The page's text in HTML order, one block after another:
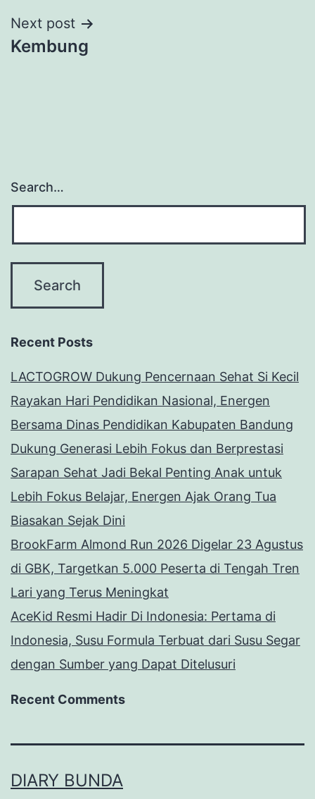
Next post
Kembung
Search…
Recent Posts
LACTOGROW Dukung Pencernaan Sehat Si Kecil
Rayakan Hari Pendidikan Nasional, Energen
Bersama Dinas Pendidikan Kabupaten Bandung
Dukung Generasi Lebih Fokus dan Berprestasi
Sarapan Sehat Jadi Bekal Penting Anak untuk
Lebih Fokus Belajar, Energen Ajak Orang Tua
Biasakan Sejak Dini
BrookFarm Almond Run 2026 Digelar 23 Agustus
di GBK, Targetkan 5.000 Peserta di Tengah Tren
Lari yang Terus Meningkat
AceKid Resmi Hadir Di Indonesia: Pertama di
Indonesia, Susu Formula Terbuat dari Susu Segar
dengan Sumber yang Dapat Ditelusuri
Recent Comments
DIARY BUNDA